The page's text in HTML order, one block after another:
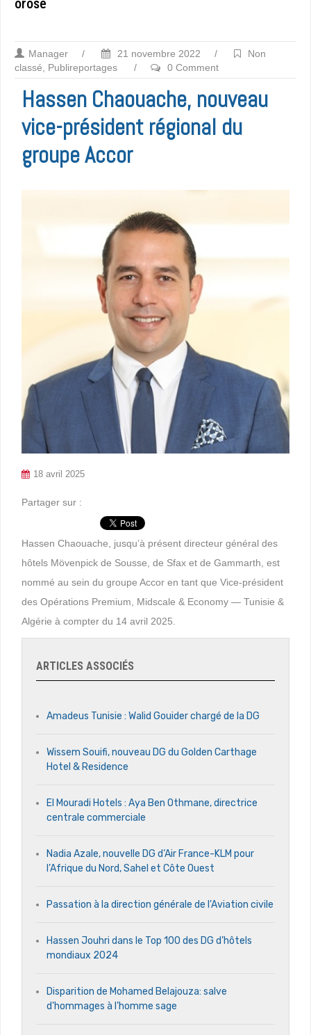
Manager / 21 novembre 2022 /
Non
classé
Publireportages / 0 Comment
Hassen Chaouache, nouveau
vice-président régional du
groupe Accor
18 avril 2025
Partager sur :
Hassen Chaouache, jusqu’à présent directeur général des
hôtels Mövenpick de Sousse, de Sfax et de Gammarth, est
nommé au sein du groupe Accor en tant que Vice-président
des Opérations Premium, Midscale & Economy — Tunisie &
Algérie à compter du 14 avril 2025.
ARTICLES ASSOCIÉS
Amadeus Tunisie : Walid Gouider chargé de la DG
Wissem Souifi, nouveau DG du Golden Carthage
Hotel & Residence
El Mouradi Hotels : Aya Ben Othmane, directrice
centrale commerciale
Nadia Azale, nouvelle DG d’Air France-KLM pour
l’Afrique du Nord, Sahel et Côte Ouest
Passation à la direction générale de l’Aviation civile
Hassen Jouhri dans le Top 100 des DG d’hôtels
mondiaux 2024
Disparition de Mohamed Belajouza: salve
d’hommages à l’homme sage